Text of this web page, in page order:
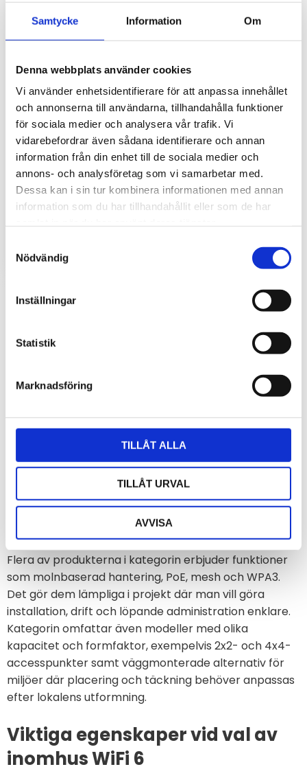
Samtycke Information Om
Denna webbplats använder cookies
Vi använder enhetsidentifierare för att anpassa innehållet
och annonserna till användarna, tillhandahålla funktioner
för sociala medier och analysera vår trafik. Vi
vidarebefordrar även sådana identifierare och annan
information från din enhet till de sociala medier och
annons- och analysföretag som vi samarbetar med.
Dessa kan i sin tur kombinera informationen med annan
information som du har tillhandahållit eller som de har
Nödvändig
Inställningar
Statistik
Marknadsföring
TILLÅT ALLA
TILLÅT URVAL
AVVISA
EnGenius Fit EWS356-
FIT – Managed
inomhus Wi-Fi 6
Accesspunkt
Prisvärd Wi-Fi 6 AP (AX1800)
för företag. Hanteras via
moln eller kontroller. Snabb,
812kr
professionella inomhusmiljöer
WiFi 6 är ett relevant val i installationer där nätverket
behöver hantera många samtidiga anslutningar på
ett stabilt sätt. För inomhusmiljöer som kontor,
utbildningslokaler, fastigheter och andra
verksamheter kan rätt accesspunkt bidra till en mer
driftsäker och lättadministrerad nätverkslösning. I
Acandias sortiment finns flera inomhusmodeller från
EnGenius som är anpassade för professionell
användning och som kan integreras i både mindre
och större nätverksmiljöer.
Flera av produkterna i kategorin erbjuder funktioner
som molnbaserad hantering, PoE, mesh och WPA3.
Det gör dem lämpliga i projekt där man vill göra
installation, drift och löpande administration enklare.
Kategorin omfattar även modeller med olika
kapacitet och formfaktor, exempelvis 2x2- och 4x4-
accesspunkter samt väggmonterade alternativ för
miljöer där placering och täckning behöver anpassas
efter lokalens utformning.
Viktiga egenskaper vid val av
inomhus WiFi 6